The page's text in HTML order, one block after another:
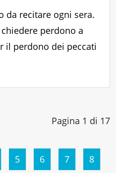
da recitare ogni sera.
perdono a
il perdono dei peccati
Pagina 1 di 17
5 6 7 8